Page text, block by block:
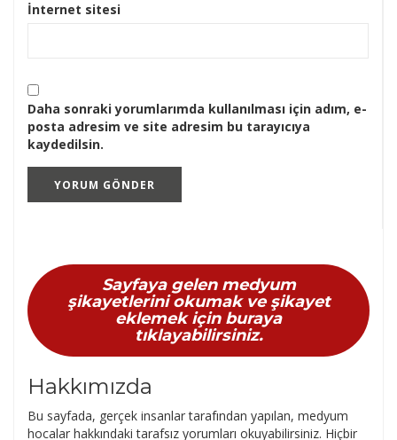
İnternet sitesi
Daha sonraki yorumlarımda kullanılması için adım, e-
posta adresim ve site adresim bu tarayıcıya
kaydedilsin.
Sayfaya gelen medyum
şikayetlerini okumak ve şikayet
eklemek için buraya
tıklayabilirsiniz.
Hakkımızda
Bu sayfada, gerçek insanlar tarafından yapılan, medyum
hocalar hakkındaki tarafsız yorumları okuyabilirsiniz. Hiçbir